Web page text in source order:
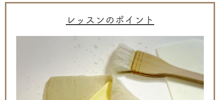
レッスンのポイント